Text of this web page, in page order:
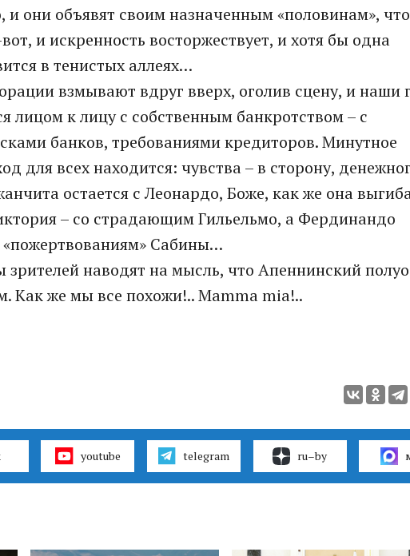
и они объявят своим назначенным «половинам», что
и искренность восторжествует, и хотя бы одна
в тенистых аллеях…
взмывают вдруг вверх, оголив сцену, и наши
лицом к лицу с собственным банкротством – с
банков, требованиями кредиторов. Минутное
для всех находится: чувства – в сторону,
остается с Леонардо, Боже, как же она
– со страдающим Гильельмо, а Фердинандо
Сабины…
зрителей наводят на мысль, что Апеннинский
Как же мы все похожи!.. Mamma mia!..
youtube telegram ru–by